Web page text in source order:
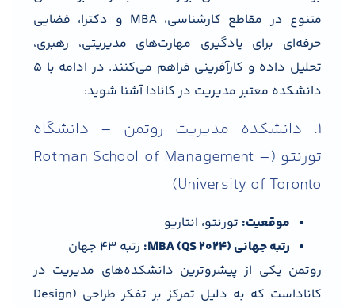
متنوع در مقاطع کارشناسی، MBA و دکترا، فضایی
حرفه‌ای برای یادگیری مهارت‌های مدیریتی، رهبری،
تحلیل داده و کارآفرینی فراهم می‌کنند. در ادامه با ۵
دانشکده معتبر مدیریت در کانادا آشنا شوید:
1. دانشکده مدیریت روتمن – دانشگاه
تورنتو (Rotman School of Management –
University of Toronto)
موقعیت: تورنتو، انتاریو
رتبه جهانی MBA (QS 2024):
رتبه 43 جهان
روتمن یکی از پیشروترین دانشکده‌های مدیریت در
کاناداست که به دلیل تمرکز بر تفکر طراحی (Design